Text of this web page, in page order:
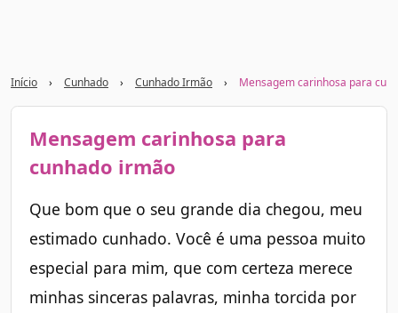
Início › Cunhado › Cunhado Irmão › Mensagem carinhosa para
Mensagem carinhosa para
cunhado irmão
Que bom que o seu grande dia chegou, meu
estimado cunhado. Você é uma pessoa muito
especial para mim, que com certeza merece
minhas sinceras palavras, minha torcida por